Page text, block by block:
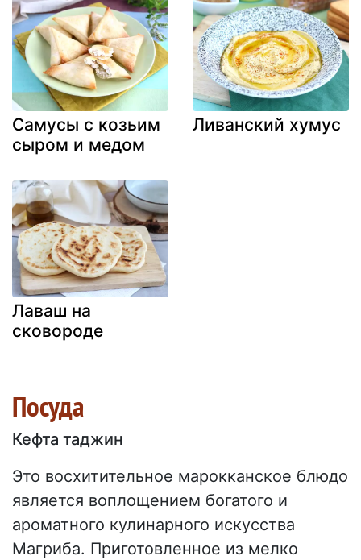
Самусы с козьим
сыром и медом
Ливанский хумус
Лаваш на
сковороде
Посуда
Кефта таджин
Это восхитительное марокканское блюдо
является воплощением богатого и
ароматного кулинарного искусства
Магриба. Приготовленное из мелко